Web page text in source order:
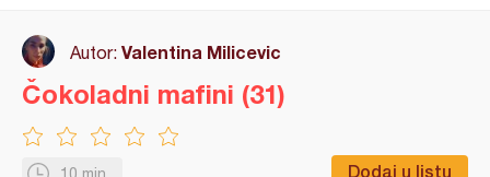
Autor: Valentina Milicevic
Dodaj u listu
Čokoladni mafini (31)